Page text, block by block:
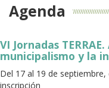
Agenda
VI Jornadas
municipalismo y la
Del 17 al 19 de
inscripción